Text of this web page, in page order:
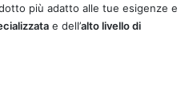
più adatto alle tue esigenze e
e dell’alto livello di